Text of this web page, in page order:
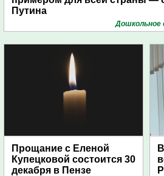
Путина
Дошкольное
Прощание с Еленой
Купецковой состоится 30
декабря в Пензе